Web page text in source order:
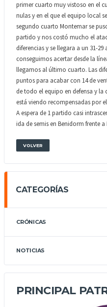
primer cuarto muy vistoso en el
nulas y en el que el equipo local
segundo cuarto Montemar se
partido y nos costó mucho el
diferencias y se llegara a un 31-
conseguimos acertar desde la
llegamos al último cuarto. Las
puntos para acabar con 14 de
de todo el equipo en defensa y
está viendo recompensadas por
A espera de 1 partido casi
ida de semis en Benidorm frente a
VOLVER
CATEGORÍAS
CRÓNICAS
NOTICIAS
PRINCIPAL